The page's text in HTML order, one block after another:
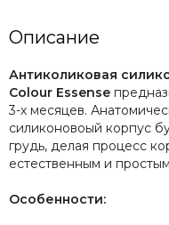
Описание
Антиколиковая
Colour Essense
3-х месяцев.
силиконовоый корпус
грудь, делая процесс
естественным и
Особенности: